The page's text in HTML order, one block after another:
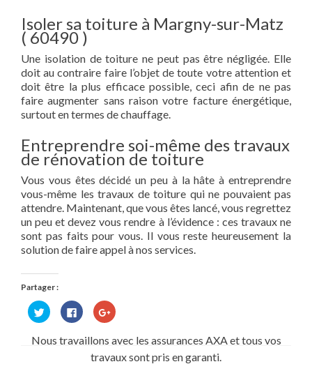
Isoler sa toiture à Margny-sur-Matz
( 60490 )
Une isolation de toiture ne peut pas être négligée. Elle
doit au contraire faire l’objet de toute votre attention et
doit être la plus efficace possible, ceci afin de ne pas
faire augmenter sans raison votre facture énergétique,
surtout en termes de chauffage.
Entreprendre soi-même des travaux
de rénovation de toiture
Vous vous êtes décidé un peu à la hâte à entreprendre
vous-même les travaux de toiture qui ne pouvaient pas
attendre. Maintenant, que vous êtes lancé, vous regrettez
un peu et devez vous rendre à l’évidence : ces travaux ne
sont pas faits pour vous. Il vous reste heureusement la
solution de faire appel à nos services.
Partager :
Cliquez
pour
partager
Twitter(ouvre
Cliquez
pour
partager
sur
Facebook(ouvre
dans
une
Cliquez
pour
Google+
dans
Nous travaillons avec les assurances AXA et tous vos
travaux sont pris en garanti.